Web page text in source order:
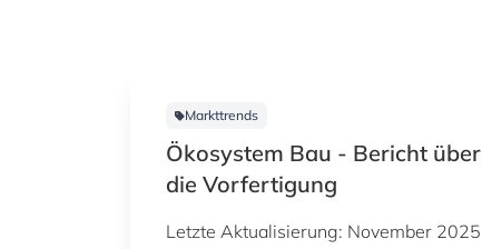
Markttrends
Ökosystem Bau - Bericht über
die Vorfertigung
Letzte Aktualisierung: November 2025